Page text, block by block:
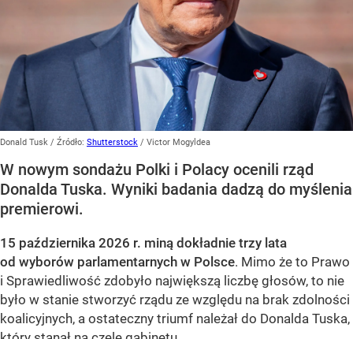
Donald Tusk / Źródło: Shutterstock / Victor Mogyldea
W nowym sondażu Polki i Polacy ocenili rząd
Donalda Tuska. Wyniki badania dadzą do myślenia
premierowi.
15 października 2026 r. miną dokładnie trzy lata
od wyborów parlamentarnych w Polsce. Mimo że to Prawo
i Sprawiedliwość zdobyło największą liczbę głosów, to nie
było w stanie stworzyć rządu ze względu na brak zdolności
koalicyjnych, a ostateczny triumf należał do Donalda Tuska,